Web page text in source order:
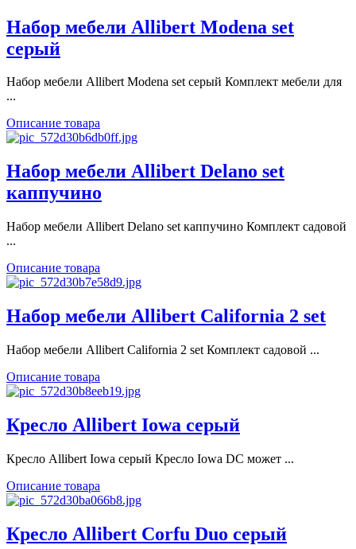
Набор мебели Allibert Modena set
серый
Набор мебели Allibert Modena set серый Комплект мебели для
...
Описание товара
Набор мебели Allibert Delano set
каппучино
Набор мебели Allibert Delano set каппучино Комплект садовой
...
Описание товара
Набор мебели Allibert California 2 set
Набор мебели Allibert California 2 set Комплект садовой ...
Описание товара
Кресло Allibert Iowa серый
Кресло Allibert Iowa серый Кресло Iowa DC может ...
Описание товара
Кресло Allibert Corfu Duo серый